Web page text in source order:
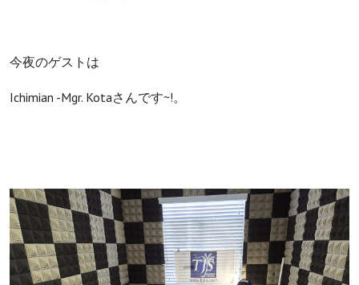
今夜のゲストは
Ichimian -Mgr. Kotaさんです~!。